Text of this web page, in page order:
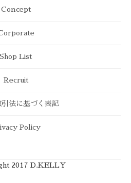
Concept
Shop List
Recruit
法に基づく表記
Policy
2017 D.KELLY